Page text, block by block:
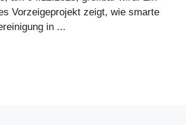
Vorzeigeprojekt zeigt, wie smarte
in ...